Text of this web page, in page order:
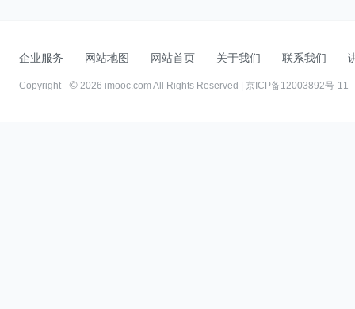
企业服务 网站地图 网站首页 关于我们 联系我们
Copyright 2026 imooc.com All Rights Reserved | 京ICP备12003892号-11